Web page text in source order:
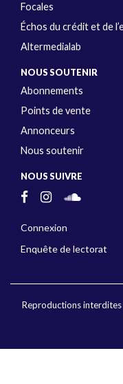
Focales
Échos du crédit et de
Altermedialab
NOUS SOUTENIR
Abonnements
Points de vente
Annonceurs
Nous soutenir
NOUS SUIVRE
Connexion
Enquête de lectorat
Reproductions interdites